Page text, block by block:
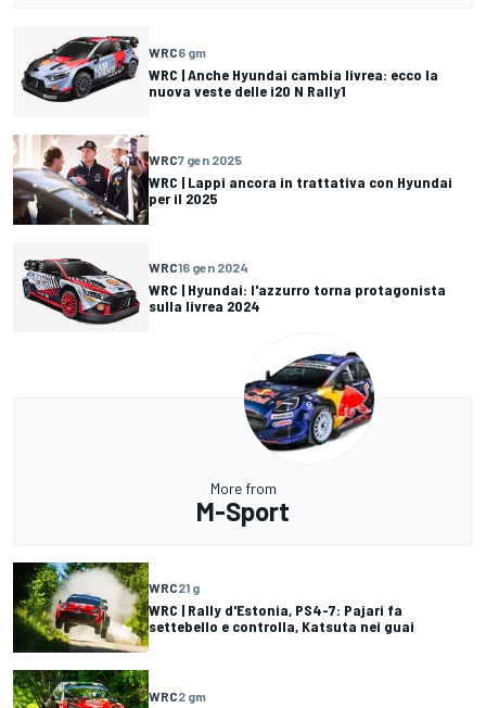
WRC6 gm
WRC | Anche Hyundai cambia livrea: ecco la
nuova veste delle i20 N Rally1
WRC7 gen 2025
WRC | Lappi ancora in trattativa con Hyundai
per il 2025
WRC16 gen 2024
WRC | Hyundai: l'azzurro torna protagonista
sulla livrea 2024
More from
M-Sport
WRC21 g
WRC | Rally d'Estonia, PS4-7: Pajari fa
settebello e controlla, Katsuta nei guai
WRC2 gm